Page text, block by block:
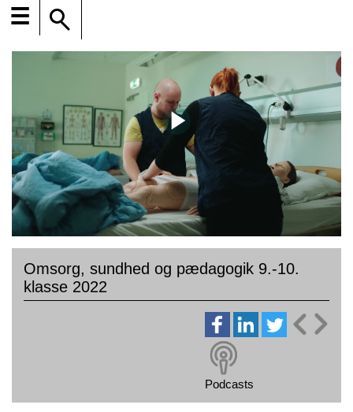
☰
Omsorg, sundhed og pædagogik 9.-10.
klasse 2022
Podcasts